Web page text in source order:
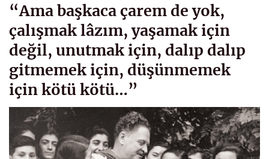
“Ama başkaca çarem de yok,
çalışmak lâzım, yaşamak için
değil, unutmak için, dalıp dalıp
gitmemek için, düşünmemek
için kötü kötü…”